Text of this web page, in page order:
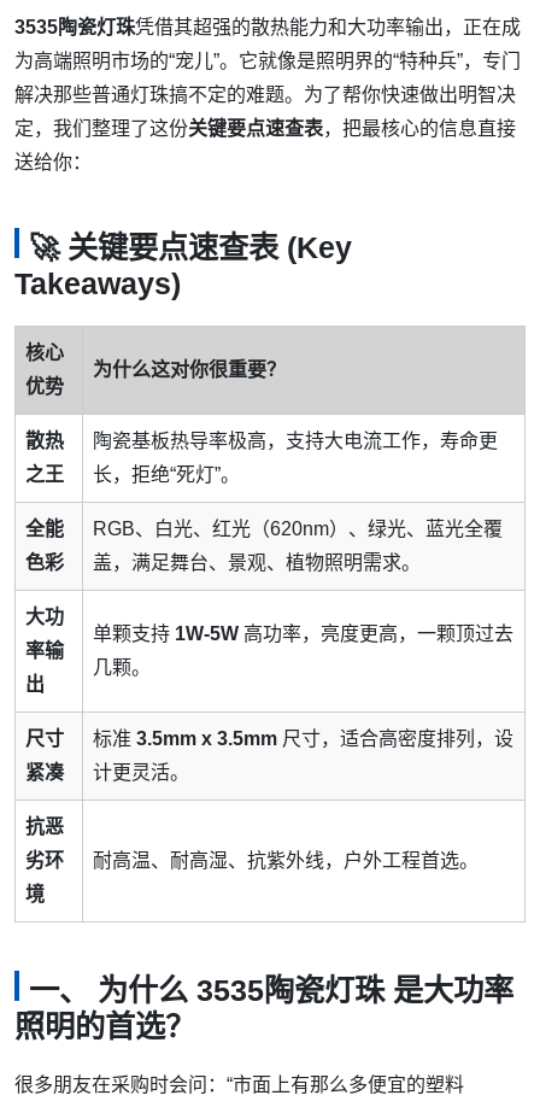
3535陶瓷灯珠凭借其超强的散热能力和大功率输出，正在成
为高端照明市场的“宠儿”。它就像是照明界的“特种兵”，专门
解决那些普通灯珠搞不定的难题。为了帮你快速做出明智决
定，我们整理了这份关键要点速查表，把最核心的信息直接
送给你：
🚀 关键要点速查表 (Key
Takeaways)
核心
优势
为什么这对你很重要？
散热
之王
陶瓷基板热导率极高，支持大电流工作，寿命更
长，拒绝“死灯”。
全能
色彩
RGB、白光、红光（620nm）、绿光、蓝光全覆
盖，满足舞台、景观、植物照明需求。
大功
率输
出
单颗支持 1W-5W 高功率，亮度更高，一颗顶过去
几颗。
尺寸
紧凑
标准 3.5mm x 3.5mm 尺寸，适合高密度排列，设
计更灵活。
抗恶
劣环
境
耐高温、耐高湿、抗紫外线，户外工程首选。
一、 为什么 3535陶瓷灯珠是大功率
照明的首选？
很多朋友在采购时会问：“市面上有那么多便宜的塑料